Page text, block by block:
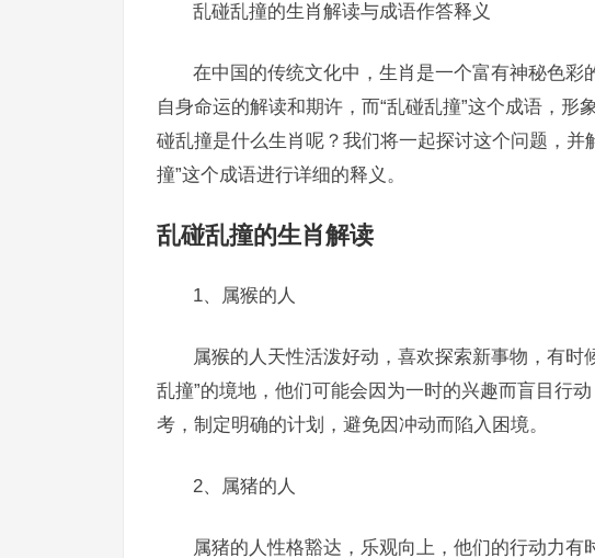
乱碰乱撞的生肖解读与成语作答释义
在中国的传统文化中，生肖是一个富有神秘色
自身命运的解读和期许，而“乱碰乱撞”这个成语，
碰乱撞是什么生肖呢？我们将一起探讨这个问题，
撞”这个成语进行详细的释义。
乱碰乱撞的生肖解读
1、属猴的人
属猴的人天性活泼好动，喜欢探索新事物，有时
乱撞”的境地，他们可能会因为一时的兴趣而盲目行
考，制定明确的计划，避免因冲动而陷入困境。
2、属猪的人
属猪的人性格豁达，乐观向上，他们的行动力